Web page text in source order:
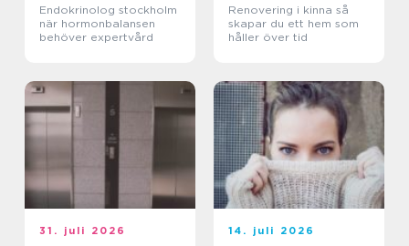
Endokrinolog stockholm
när hormonbalansen
behöver expertvård
Renovering i kinna så
skapar du ett hem som
håller över tid
31. juli 2026 14. juli 2026